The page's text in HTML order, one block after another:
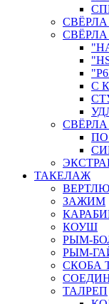
С
ПО
ТАКЕЛАЖ
ЗАЖИМ
КОУШ
РЫМ-
РЫМ-
СКОБА
ТАЛРЕП